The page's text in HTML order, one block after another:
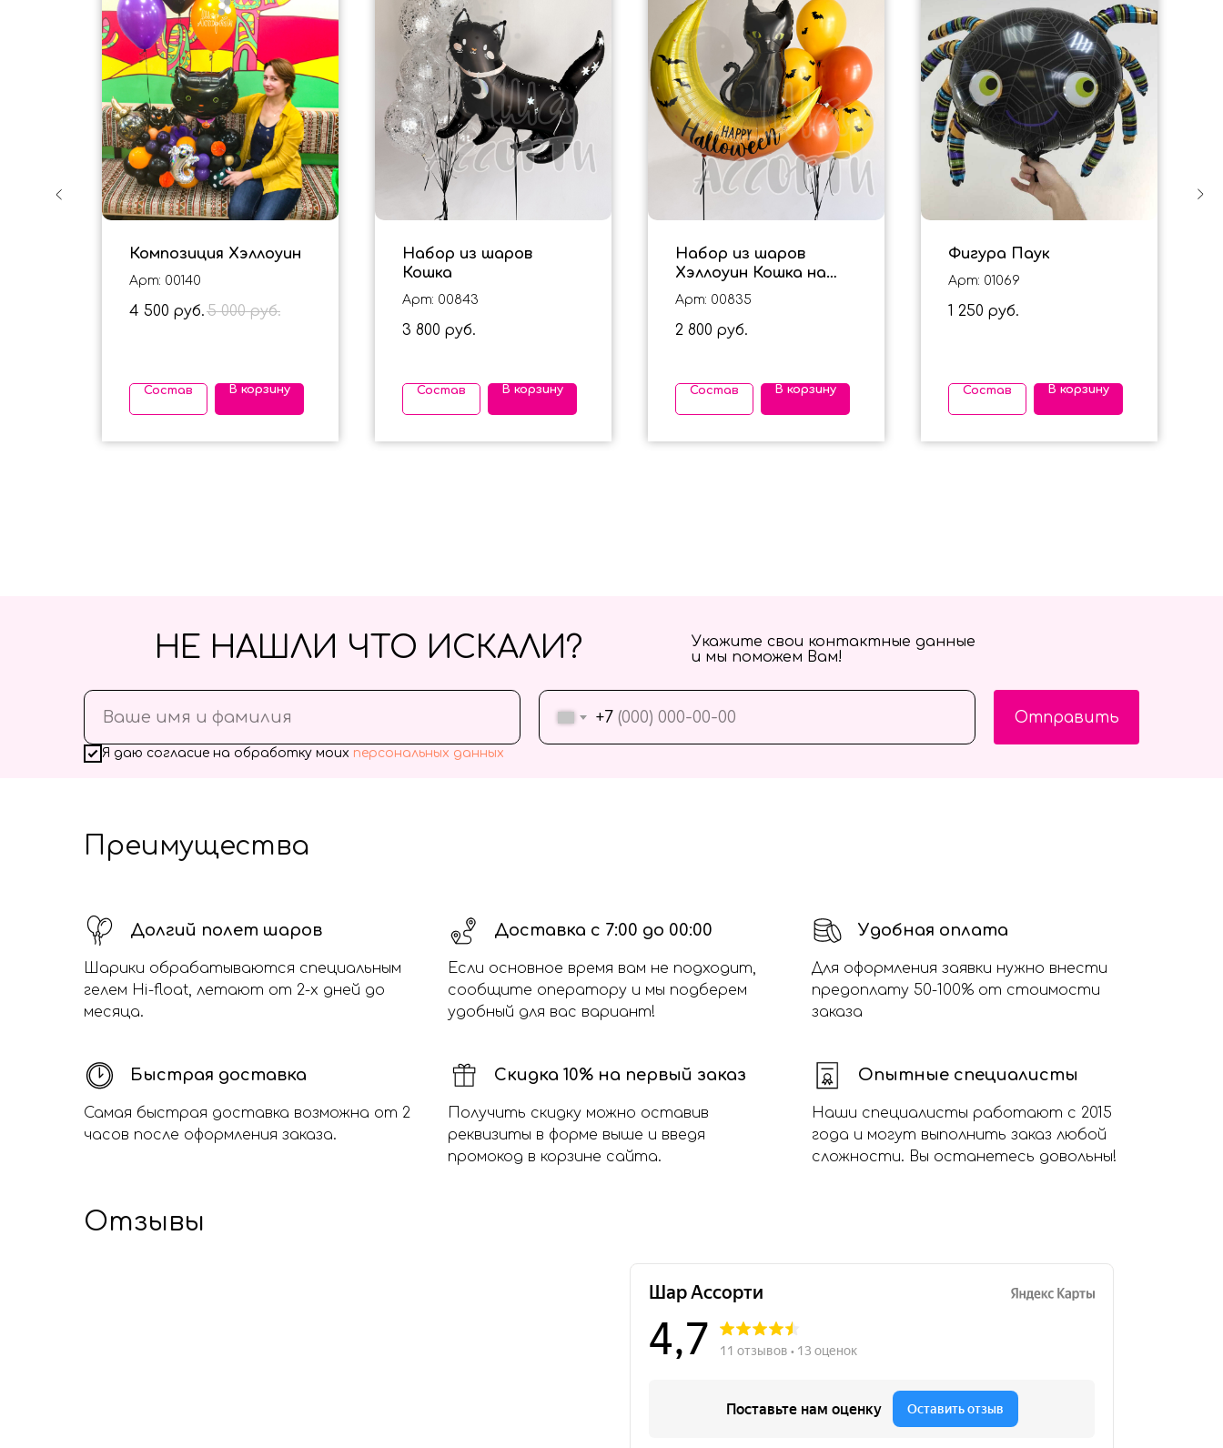
Композиция Хэллоуин
Арт: 00140
4 500 руб. 5 000 руб.
Состав В корзину
Набор из шаров
Кошка
Арт: 00843
3 800 руб.
Состав В корзину
Набор из шаров
Хэллоуин Кошка на
Луне
Арт: 00835
2 800 руб.
Состав В корзину
Фигура Паук
Арт: 01069
1 250 руб.
Состав В корзину
+7
Я даю согласие на обработку моих персональных данных
Отправить
НЕ НАШЛИ ЧТО ИСКАЛИ?
Укажите свои контактные данные
и мы поможем Вам!
Преимущества
Долгий полет шаров
Шарики обрабатываются специальным
гелем Hi-float, летают от 2-х дней до
месяца.
Доставка с 7:00 до 00:00
Если основное время вам не подходит,
сообщите оператору и мы подберем
удобный для вас вариант!
Удобная оплата
Для оформления заявки нужно внести
предоплату 50-100% от стоимости
заказа
Быстрая доставка
Самая быстрая доставка возможна от 2
часов после оформления заказа.
Скидка 10% на первый заказ
Получить скидку можно оставив
реквизиты в форме выше и введя
промокод в корзине сайта.
Опытные специалисты
Наши специалисты работают с 2015
года и могут выполнить заказ любой
сложности. Вы останетесь довольны!
Отзывы